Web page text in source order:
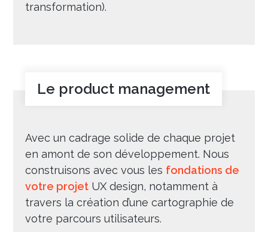
transformation).
Le product management
Avec un cadrage solide de chaque projet
en amont de son développement. Nous
construisons avec vous les fondations de
votre projet UX design, notamment à
travers la création d’une cartographie de
votre parcours utilisateurs.